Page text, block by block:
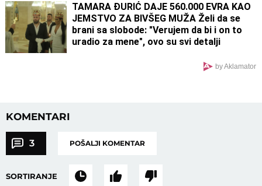
TAMARA ĐURIĆ DAJE 560.000 EVRA KAO
JEMSTVO ZA BIVŠEG MUŽA Želi da se
brani sa slobode: "Verujem da bi i on to
uradio za mene", ovo su svi detalji
by Aklamator
KOMENTARI
3 POŠALJI KOMENTAR
SORTIRANJE